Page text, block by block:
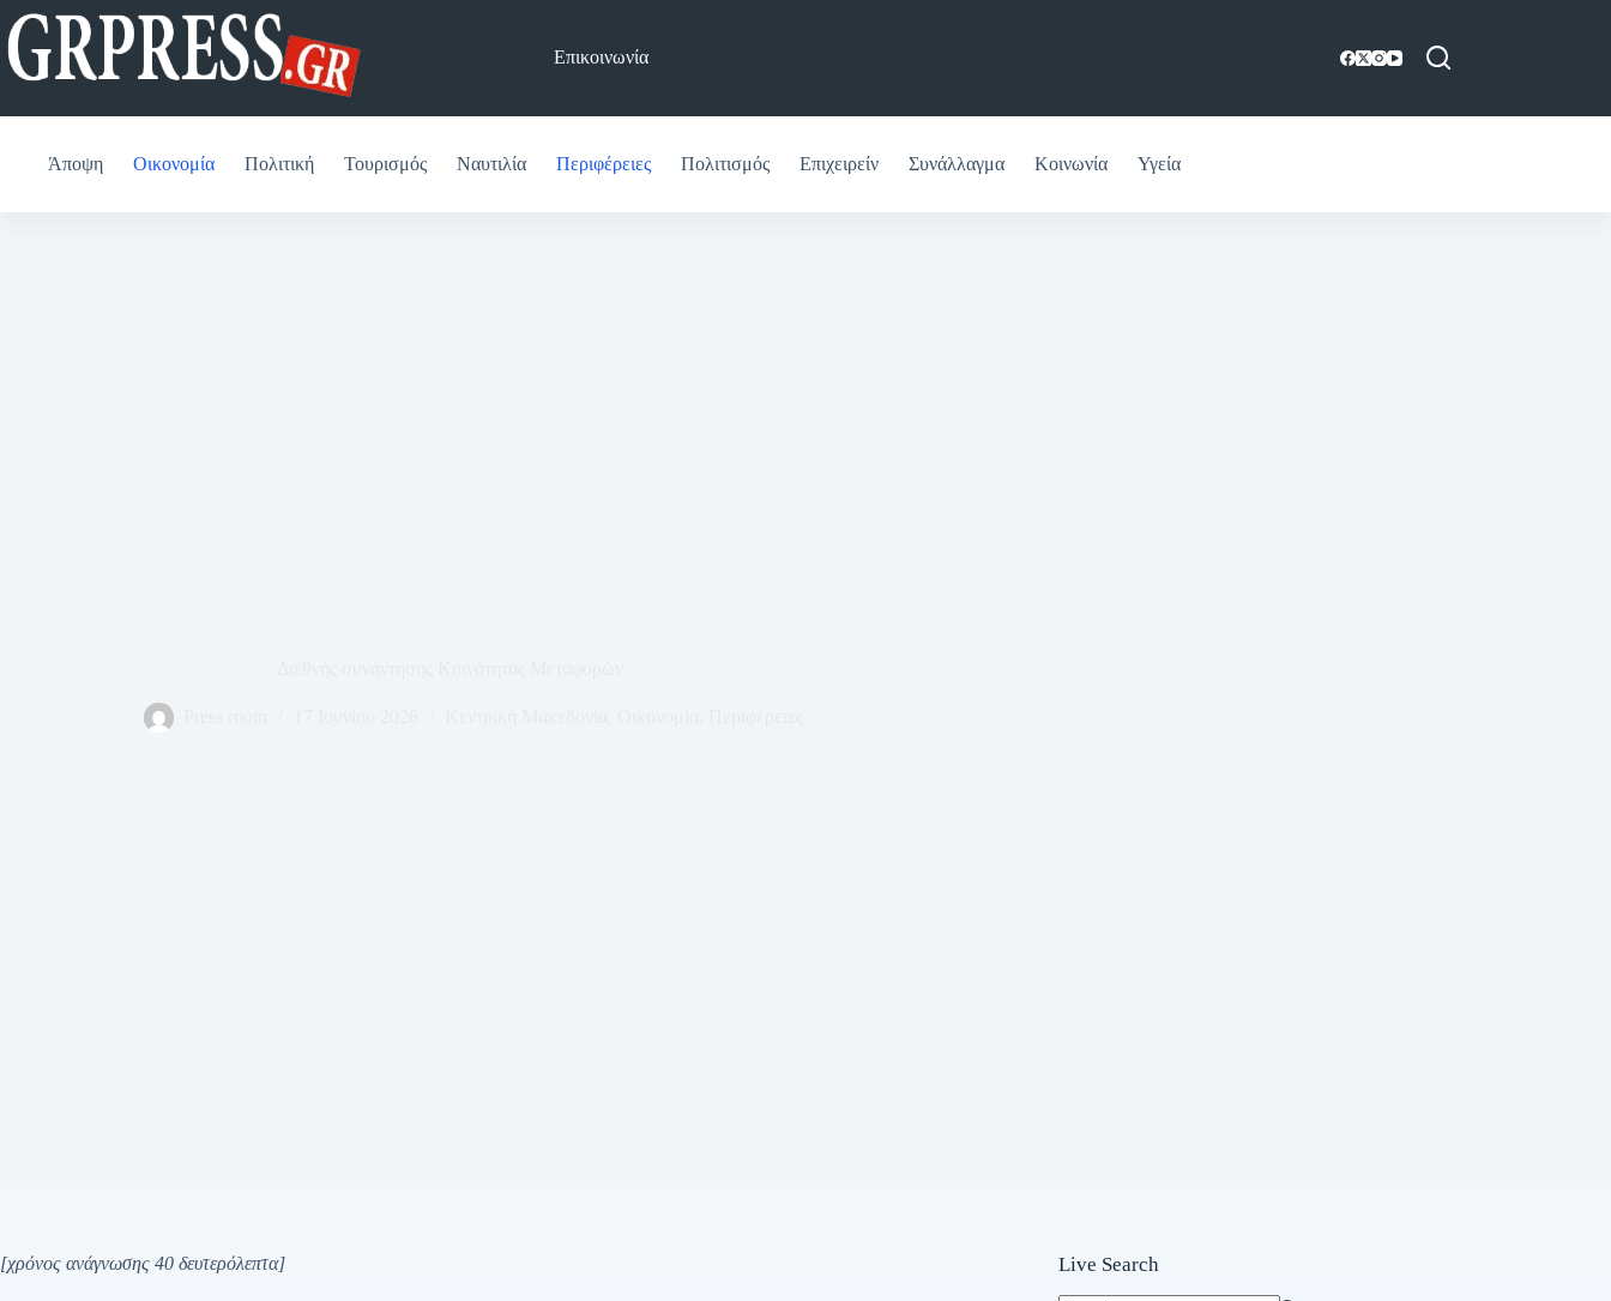
Μετάβαση
στο
περιεχόμενο
Επικοινωνία
Άποψη Οικονομία Πολιτική Τουρισμός Ναυτιλία Περιφέρειες Πολιτισμός Επιχειρείν Συνάλλαγμα Κοινωνία Υγεία
[χρόνος ανάγνωσης 40 δευτερόλεπτα] Live Search